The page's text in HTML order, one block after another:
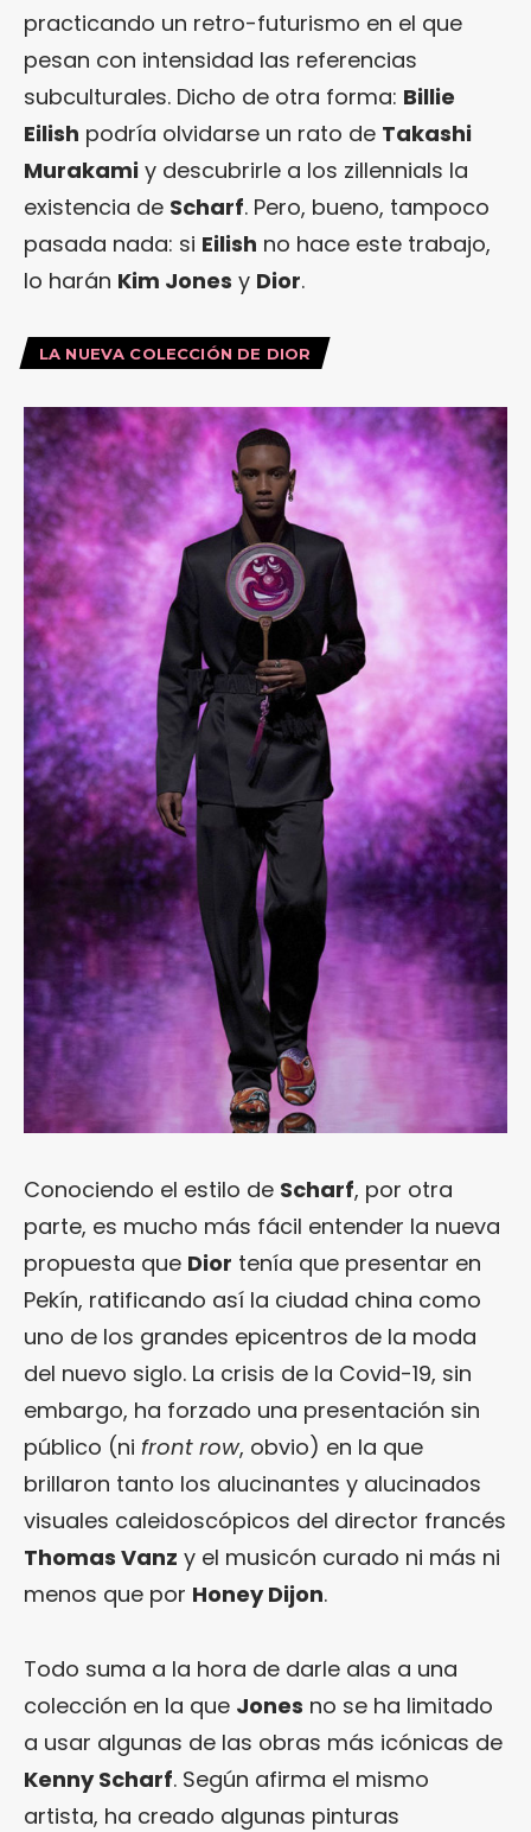
practicando un retro-futurismo en el que
pesan con intensidad las referencias
subculturales. Dicho de otra forma: Billie
Eilish podría olvidarse un rato de Takashi
Murakami y descubrirle a los zillennials la
existencia de Scharf. Pero, bueno, tampoco
pasada nada: si Eilish no hace este trabajo,
lo harán Kim Jones y Dior.
LA NUEVA COLECCIÓN DE DIOR
Conociendo el estilo de Scharf, por otra
parte, es mucho más fácil entender la nueva
propuesta que Dior tenía que presentar en
Pekín, ratificando así la ciudad china como
uno de los grandes epicentros de la moda
del nuevo siglo. La crisis de la Covid-19, sin
embargo, ha forzado una presentación sin
público (ni front row, obvio) en la que
brillaron tanto los alucinantes y alucinados
visuales caleidoscópicos del director francés
Thomas Vanz y el musicón curado ni más ni
menos que por Honey Dijon.
Todo suma a la hora de darle alas a una
colección en la que Jones no se ha limitado
a usar algunas de las obras más icónicas de
Kenny Scharf. Según afirma el mismo
artista, ha creado algunas pinturas